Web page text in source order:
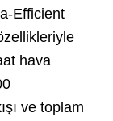
Efficient
hava
ve toplam